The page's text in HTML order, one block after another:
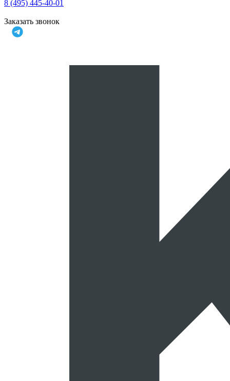
8 (495) 445-40-01
Заказать звонок